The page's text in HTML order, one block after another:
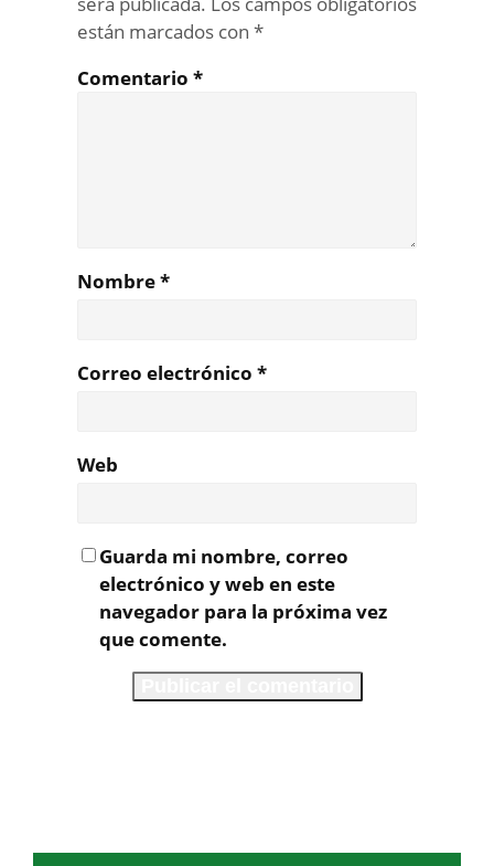
están marcados con *
Comentario *
Nombre*
Correo electrónico *
Web
Guarda mi nombre, correo
electrónico y web en este
navegador para la próxima vez
que comente.